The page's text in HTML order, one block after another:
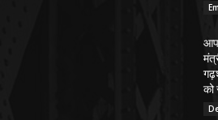
आप
को